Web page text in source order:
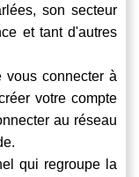
son secteur
et tant d'autres
vous connecter à
votre compte
au réseau
qui regroupe la